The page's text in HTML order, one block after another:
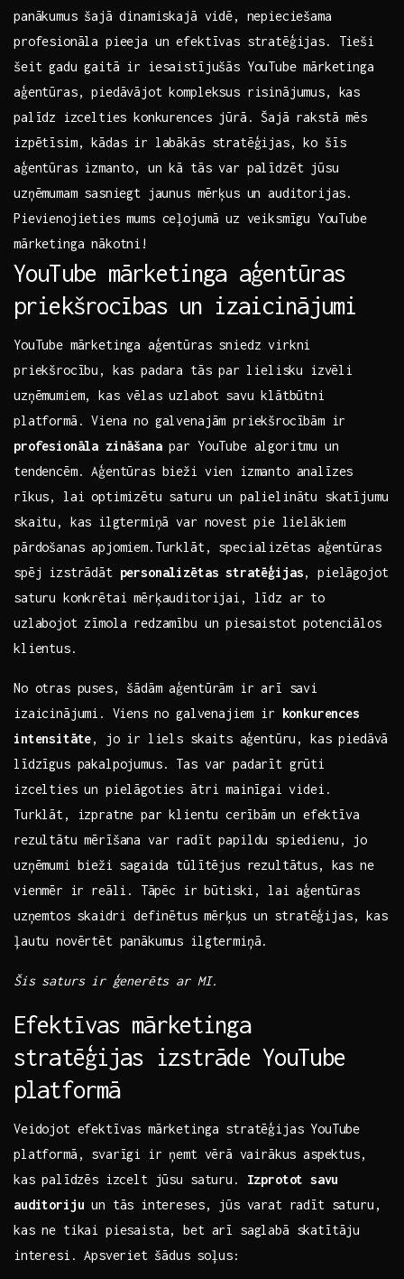
panākumus šajā⁣ dinamiskajā vidē, nepieciešama
profesionāla ‍pieeja un efektīvas stratēģijas. Tieši
šeit gadu gaitā ir iesaistījušās‌ YouTube⁢ mārketinga​
aģentūras, piedāvājot kompleksus‍ risinājumus,‍ kas
palīdz⁢ izcelties konkurences​ jūrā. Šajā rakstā mēs
izpētīsim, kādas ir labākās‍ stratēģijas, ko šīs
aģentūras izmanto, un kā tās var palīdzēt jūsu⁢
uzņēmumam ⁣sasniegt jaunus mērķus un auditorijas.
Pievienojieties mums ceļojumā uz⁢ veiksmīgu ⁣YouTube
mārketinga nākotni!
YouTube mārketinga aģentūras
priekšrocības⁤ un izaicinājumi
YouTube mārketinga aģentūras ‍sniedz virkni
priekšrocību, kas padara⁢ tās ⁢par lielisku izvēli
uzņēmumiem, kas vēlas uzlabot​ savu ⁣klātbūtni
platformā. Viena no galvenajām priekšrocībām⁤ ir ​
profesionāla zināšanapar YouTube algoritmu⁤ un⁤
tendencēm. Aģentūras bieži vien izmanto ‌analīzes
rīkus, lai ‌optimizētu saturu un palielinātu skatījumu
skaitu,​ kas⁣ ilgtermiņā var ‍novest​ pie ⁢lielākiem⁣
pārdošanas apjomiem.Turklāt, specializētas ⁢aģentūras
spēj izstrādāt personalizētas stratēģijas, pielāgojot
saturu konkrētai mērķauditorijai, līdz​ ar⁢ to
uzlabojot zīmola redzamību ‍un piesaistot potenciālos
klientus.
No ‍otras puses, šādām‍ aģentūrām ⁢ir arī savi
izaicinājumi. ⁣Viens ⁣no galvenajiem ir​ konkurences ​
intensitāte,⁢ jo ir liels skaits⁤ aģentūru, kas piedāvā
līdzīgus pakalpojumus. Tas ‌var padarīt grūti
izcelties un pielāgoties ātri⁢ mainīgai⁤ videi.
Turklāt, izpratne⁣ par klientu ⁤cerībām ⁤un efektīva⁤
rezultātu mērīšana var radīt papildu‍ spiedienu, jo
uzņēmumi bieži⁤ sagaida tūlītējus rezultātus, kas ne
vienmēr ⁣ir reāli. ⁤Tāpēc ir būtiski, ​lai aģentūras
⁣uzņemtos ⁤skaidri definētus⁢ mērķus ⁢un stratēģijas,⁣ kas
ļautu novērtēt panākumus ilgtermiņā.
Šis saturs ⁤ir ģenerēts ar MI.
Efektīvas mārketinga
stratēģijas‍ izstrāde YouTube
platformā
Veidojot efektīvas mārketinga stratēģijas YouTube
platformā, svarīgi ir ņemt⁤ vērā⁢ vairākus aspektus,
kas⁢ palīdzēs izcelt jūsu saturu. Izprotot ⁤savu ​
auditoriju un ​tās ⁣intereses, jūs varat radīt saturu,
kas ne tikai piesaista, ‌bet arī saglabā skatītāju
⁤interesi. Apsveriet ⁤šādus ⁢soļus: